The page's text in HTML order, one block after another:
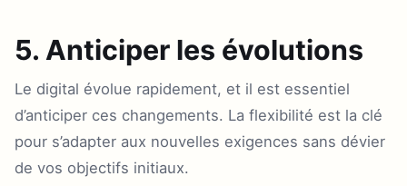
5. Anticiper les évolutions
Le digital évolue rapidement, et il est essentiel
d’anticiper ces changements. La flexibilité est la clé
pour s’adapter aux nouvelles exigences sans dévier
de vos objectifs initiaux.